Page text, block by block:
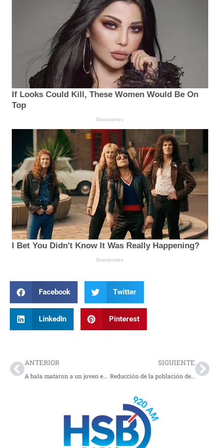
Facebook Twitter
LinkedIn Pinterest
ANTERIOR
A bala mataron a un joven en Putumayo
SIGUIENTE
Reducción de la población de China: ¿Cómo afecta?